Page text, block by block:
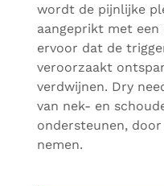
wordt de pijnlijke
aangeprikt met
ervoor dat de
veroorzaakt
verdwijnen. Dry
van nek- en
ondersteunen,
nemen.